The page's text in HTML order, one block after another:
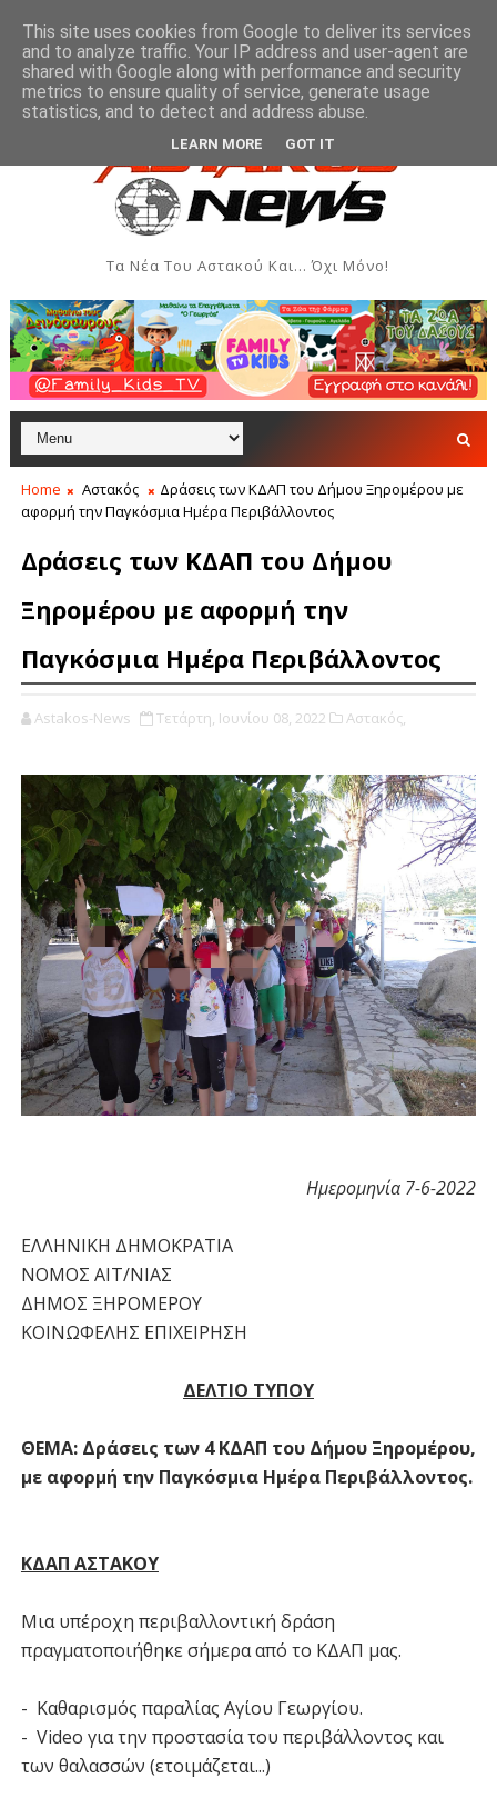
και Δημιουργιών ΑΣΤΑΚΌΣ Ενημέρωση του Δήμου
Τα Νέα Του Αστακού Και... Όχι Μόνο!
Home Αστακός
Δράσεις των ΚΔΑΠ του Δήμου Ξηρομέρου με
αφορμή την Παγκόσμια Ημέρα Περιβάλλοντος
Δράσεις των ΚΔΑΠ του Δήμου
Ξηρομέρου με αφορμή την
Παγκόσμια Ημέρα Περιβάλλοντος
Astakos-News Τετάρτη, Ιουνίου 08, 2022 Αστακός,
Ημερομηνία 7-6-2022
ΕΛΛΗΝΙΚΗ ΔΗΜΟΚΡΑΤΙΑ
ΝΟΜΟΣ ΑΙΤ/ΝΙΑΣ
ΔΗΜΟΣ ΞΗΡΟΜΕΡΟΥ
ΚΟΙΝΩΦΕΛΗΣ ΕΠΙΧΕΙΡΗΣΗ
ΔΕΛΤΙΟ ΤΥΠΟΥ
ΘΕΜΑ: Δράσεις των 4 ΚΔΑΠ του Δήμου Ξηρομέρου,
με αφορμή την Παγκόσμια Ημέρα Περιβάλλοντος.
ΚΔΑΠ ΑΣΤΑΚΟΥ
Μια υπέροχη περιβαλλοντική δράση
πραγματοποιήθηκε σήμερα από το ΚΔΑΠ μας.
- Καθαρισμός παραλίας Αγίου Γεωργίου.
- Video για την προστασία του περιβάλλοντος και
των θαλασσών (ετοιμάζεται...)
This site uses cookies from Google to deliver its services
and to analyze traffic. Your IP address and user-agent are
shared with Google along with performance and security
metrics to ensure quality of service, generate usage
statistics, and to detect and address abuse.
LEARN MORE GOT IT